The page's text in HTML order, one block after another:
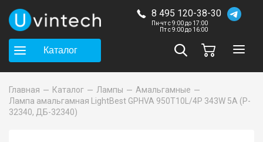
8 495 120-38-30
Пн-чт с 9:00 до 17:00
Пт с 9:00 до 16:00
Каталог
Главная Каталог Лампы
Амальгамные
Лампа амальгамная LightBest GPHVA 950T10L/4P 343W 5A (P-
32340, ДБ-32340)